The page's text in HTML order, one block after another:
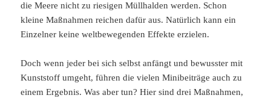
die Meere nicht zu riesigen Müllhalden werden. Schon
kleine Maßnahmen reichen dafür aus. Natürlich kann ein
Einzelner keine weltbewegenden Effekte erzielen.
Doch wenn jeder bei sich selbst anfängt und bewusster mit
Kunststoff umgeht, führen die vielen Minibeiträge auch zu
einem Ergebnis. Was aber tun? Hier sind drei Maßnahmen,